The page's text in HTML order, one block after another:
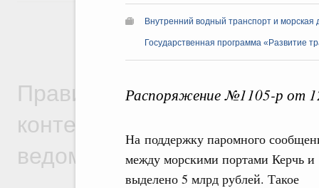
Внутренний водный транспорт и морская
Государственная программа «Развитие
Распоряжение №1105-р от
На поддержку паромного
между морскими портами Керчь и
выделено 5 млрд рублей. Такое
Правительственная
контексте работы
ведомств